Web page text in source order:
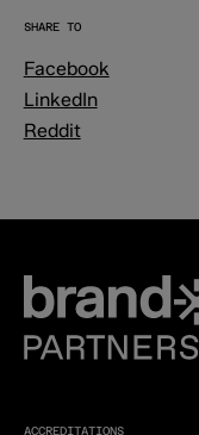
SHARE TO
Facebook
LinkedIn
Reddit
ACCREDITATIONS